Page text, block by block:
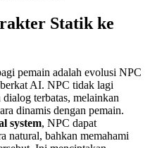
Statik ke
pemain adalah evolusi NPC
AI. NPC tidak lagi
terbatas, melainkan
dinamis dengan pemain.
system, NPC dapat
natural, bahkan memahami